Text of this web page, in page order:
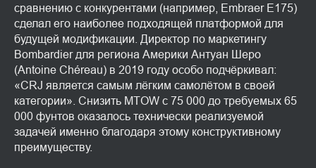
сравнению с конкурентами (например, Embraer E175)
сделал его наиболее подходящей платформой для
будущей модификации. Директор по маркетингу
Bombardier для региона Америки Антуан Шеро
(Antoine Chéreau) в 2019 году особо подчёркивал:
«CRJ является самым лёгким самолётом в своей
категории». Снизить MTOW с 75 000 до требуемых 65
000 фунтов оказалось технически реализуемой
задачей именно благодаря этому конструктивному
преимуществу.